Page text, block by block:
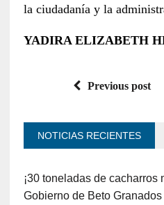
la ciudadanía y la
YADIRA ELIZABETH
Previous post
NOTICIAS RECIENTES
¡30 toneladas de cacharros
Gobierno de Beto